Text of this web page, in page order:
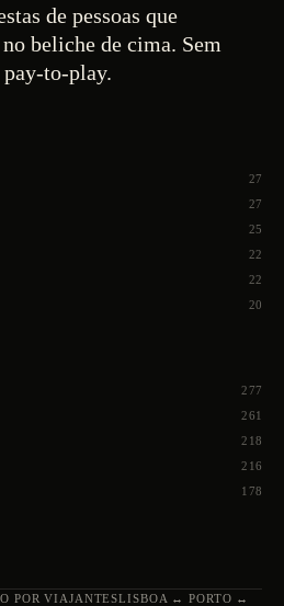
de pessoas que
beliche de cima. Sem
pay-to-play.
27
27
25
22
22
20
277
261
218
216
178
POR VIAJANTESLISBOA ↔ PORTO ↔